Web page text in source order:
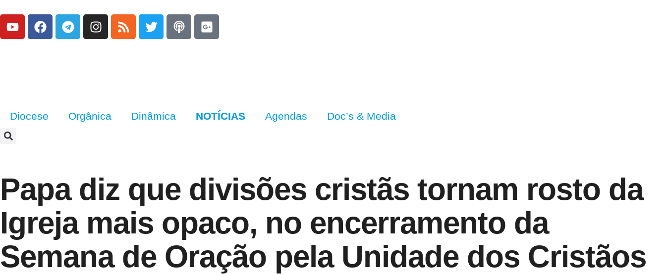
Diocese Orgânica Dinâmica NOTÍCIAS Agendas Doc’s & Media
Papa diz que divisões cristãs tornam rosto da
Igreja mais opaco, no encerramento da
Semana de Oração pela Unidade dos Cristãos